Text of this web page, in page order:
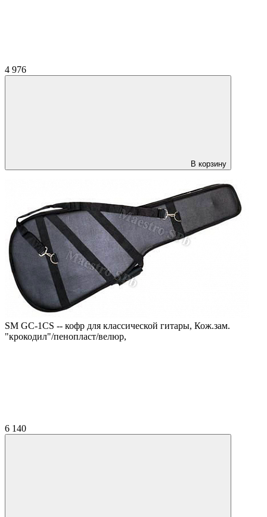
4 976
В корзину
SM GC-1CS -- кофр для классической гитары, Кож.зам.
"крокодил"/пенопласт/велюр,
6 140